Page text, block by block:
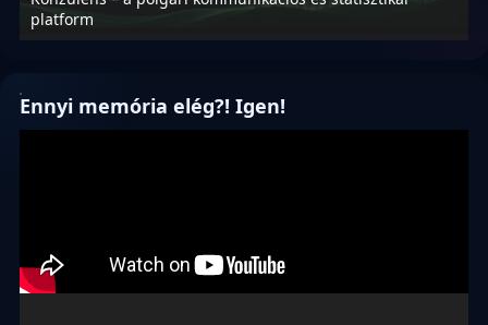
platform
Ennyi memória elég?! Igen!